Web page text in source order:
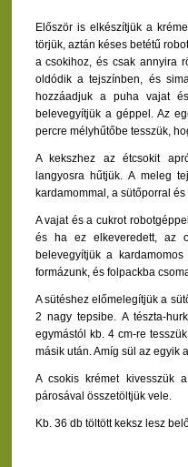
Először is elkészítjük a
törjük, aztán késes betétű
a csokihoz, és csak annyira
oldódik a tejszínben, és
hozzáadjuk a puha vajat
belevegyítjük a géppel. Az
percre mélyhűtőbe tesszük,
A kekszhez az étcsokit
langyosra hűtjük. A meleg
kardamommal, a sütőporral és
A vajat és a cukrot
és ha ez elkeveredett, az
belevegyítjük a
formázunk, és folpackba
A sütéshez előmelegítjük a
2 nagy tepsibe. A tészta-
egymástól kb. 4 cm-re
másik után. Amíg sül az egyik
A csokis krémet kivesszük
párosával összetöltjük vele.
Kb. 36 db töltött keksz lesz